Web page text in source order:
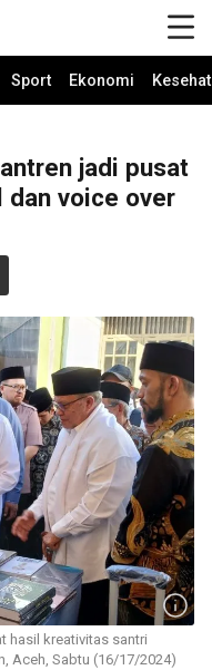
Sport Ekonomi
jadi pusat
voice over
hasil kreativitas santri
Aceh, Sabtu (16/17/2024)